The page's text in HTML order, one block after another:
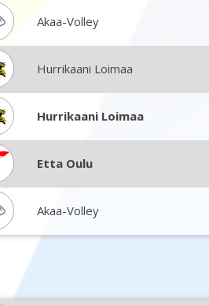
Akaa-Volley
Hurrikaani Loimaa
Hurrikaani Loimaa
Etta Oulu
Akaa-Volley